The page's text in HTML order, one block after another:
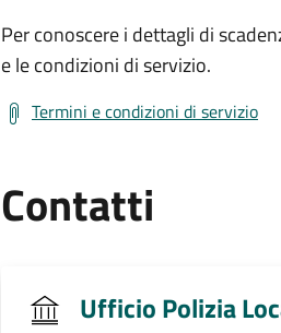
Per conoscere i dettagli di
e le condizioni di servizio.
Termini e condizioni di servizio
Contatti
Ufficio Polizia